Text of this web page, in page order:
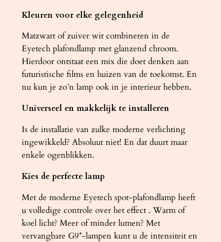
Kleuren voor elke gelegenheid
Matzwart of zuiver wit combineren in de
Eyetech plafondlamp met glanzend chroom.
Hierdoor ontstaat een mix die doet denken aan
futuristische films en huizen van de toekomst. En
nu kun je zo’n lamp ook in je interieur hebben.
Universeel en makkelijk te installeren
Is de installatie van zulke moderne verlichting
ingewikkeld? Absoluut niet! En dat duurt maar
enkele ogenblikken.
Kies de perfecte lamp
Met de moderne Eyetech spot-plafondlamp heeft
u volledige controle over het effect . Warm of
koel licht? Meer of minder lumen? Met
vervangbare G9*-lampen kunt u de intensiteit en